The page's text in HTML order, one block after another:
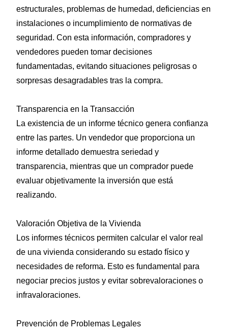
estructurales, problemas de humedad, deficiencias en
instalaciones o incumplimiento de normativas de
seguridad. Con esta información, compradores y
vendedores pueden tomar decisiones
fundamentadas, evitando situaciones peligrosas o
sorpresas desagradables tras la compra.
Transparencia en la Transacción
La existencia de un informe técnico genera confianza
entre las partes. Un vendedor que proporciona un
informe detallado demuestra seriedad y
transparencia, mientras que un comprador puede
evaluar objetivamente la inversión que está
realizando.
Valoración Objetiva de la Vivienda
Los informes técnicos permiten calcular el valor real
de una vivienda considerando su estado físico y
necesidades de reforma. Esto es fundamental para
negociar precios justos y evitar sobrevaloraciones o
infravaloraciones.
Prevención de Problemas Legales